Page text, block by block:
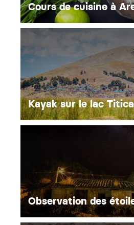
Cours de cuisine à
Kayak sur le lac
Observation des